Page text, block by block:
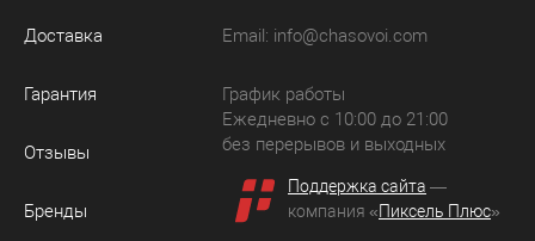
Доставка
Гарантия
Отзывы
Бренды
Email: info@chasovoi.com
График работы
Ежедневно с 10:00 до 21:00
без перерывов и выходных
Поддержка сайта —
компания «Пиксель Плюс»